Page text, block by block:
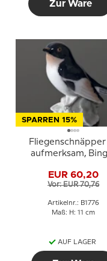
Zur Ware
SPARREN 15%
aufmerksam,
1776
EUR 60,20
Vor: EUR 70,76
Artikelnr.: B1776
Maß: H: 11 cm
AUF LAGER